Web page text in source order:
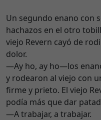
Un segundo enano con
hachazos en el otro
viejo Revern cayó de
dolor.
—Ay ho, ay ho—los
y rodearon al viejo con
firme y prieto. El viejo
podía más que dar
—A trabajar, a trabajar.